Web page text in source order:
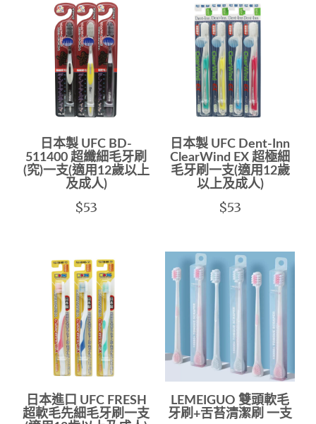
日本製 UFC BD-
511400 超纖細毛牙刷
(究)一支(適用12歲以上
及成人)
$53
日本製 UFC Dent-Inn
ClearWind EX 超極細
毛牙刷一支(適用12歲
以上及成人)
$53
日本進口 UFC FRESH
超軟毛先細毛牙刷一支
LEMEIGUO 雙頭軟毛
牙刷+舌苔清潔刷 一支